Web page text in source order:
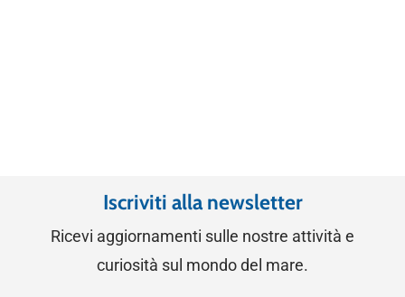
Iscriviti alla newsletter
Ricevi aggiornamenti sulle nostre attività e
curiosità sul mondo del mare.